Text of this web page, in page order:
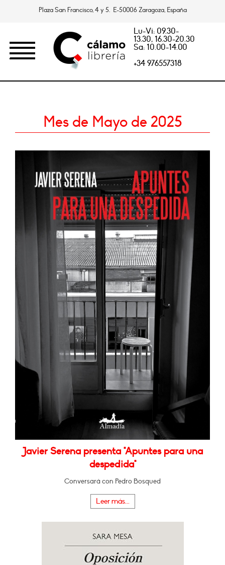
Plaza San Francisco, 4 y 5. E-50006 Zaragoza, España
Lu-Vi: 09.30-
13.30, 16.30-20.30
Sa: 10.00-14.00
+34 976557318
Mes de Mayo de 2025
Javier Serena presenta "Apuntes para una
despedida"
Conversará con Pedro Bosqued
Leer más...